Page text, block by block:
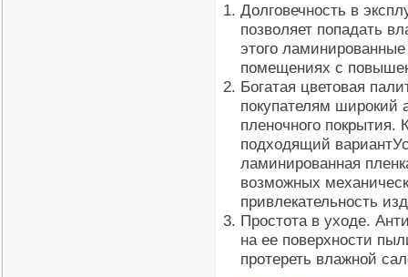
Долговечность в
позволяет попадать
этого
помещениях с
Богатая цветовая
покупателям широкий
пленочного
подходящий
ламинированная
возможных
привлекательность
Простота в уходе.
на ее поверхности
протереть влажной